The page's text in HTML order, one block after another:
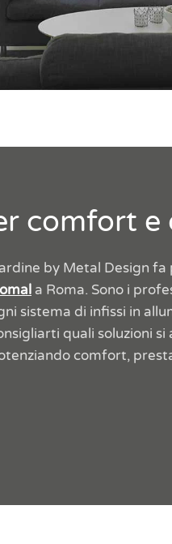
comfort e
by Metal Design
a Roma. Sono i
sistema di infissi in
quali soluzioni
comfort,